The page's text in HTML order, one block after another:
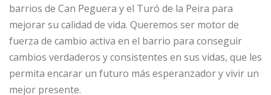
barrios de Can Peguera y el Turó de la Peira para
mejorar su calidad de vida. Queremos ser motor de
fuerza de cambio activa en el barrio para conseguir
cambios verdaderos y consistentes en sus vidas, que les
permita encarar un futuro más esperanzador y vivir un
mejor presente.